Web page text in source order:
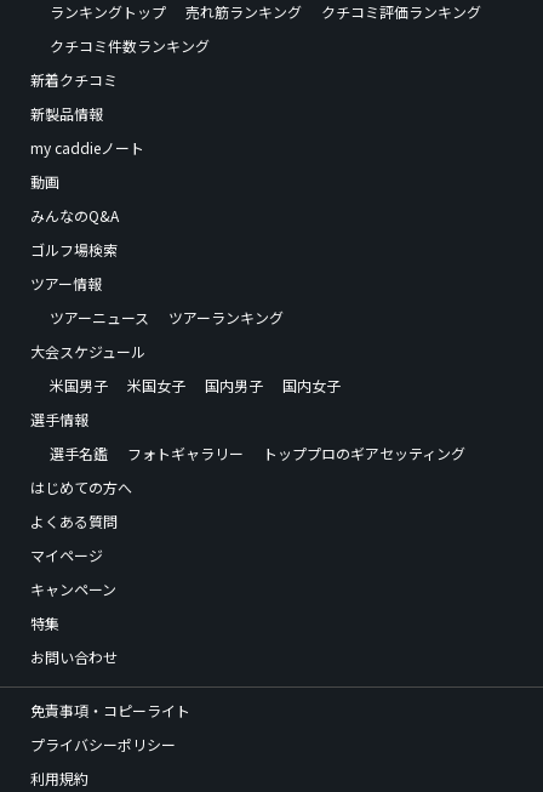
ランキングトップ
売れ筋ランキング
クチコミ評価ランキング
クチコミ件数ランキング
新着クチコミ
新製品情報
my caddieノート
動画
みんなのQ&A
ゴルフ場検索
ツアー情報
ツアーニュース
ツアーランキング
大会スケジュール
米国男子
米国女子 国内男子
国内女子
選手情報
選手名鑑
フォトギャラリー
トッププロのギアセッティング
はじめての方へ
よくある質問
マイページ
キャンペーン
特集
お問い合わせ
免責事項・コピーライト
プライバシーポリシー
利用規約